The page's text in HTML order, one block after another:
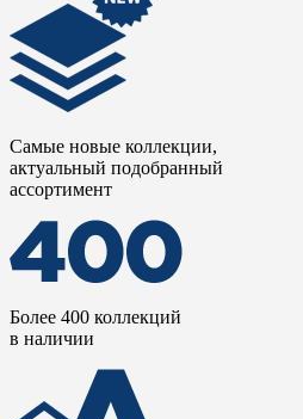
Самые новые коллекции,
актуальный подобранный
ассортимент
Более 400 коллекций
в наличии